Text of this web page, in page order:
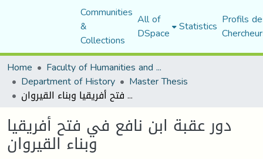
Communities
&
Collections
All of
DSpace Statistics Profils
Home
Faculty of Humanities and Social Sciences
Department of History Master Thesis
دور عقبة ابن نافع في فتح أفريقيا وبناء القيروان
دور عقبة ابن نافع في فتح أفريقيا
وبناء القيروان